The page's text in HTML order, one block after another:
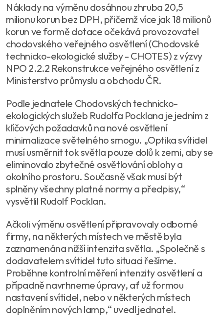
Náklady na výměnu dosáhnou zhruba 20,5
milionu korun bez DPH, přičemž více jak 18 milionů
korun ve formě dotace očekává provozovatel
chodovského veřejného osvětlení (Chodovské
technicko-ekologické služby - CHOTES) z výzvy
NPO 2.2.2 Rekonstrukce veřejného osvětlení z
Ministerstvo průmyslu a obchodu ČR.
Podle jednatele Chodovských technicko-
ekologických služeb Rudolfa Pocklana je jedním z
klíčových požadavků na nové osvětlení
minimalizace světelného smogu. „Optika svítidel
musí usměrnit tok světla pouze dolů k zemi, aby se
eliminovalo zbytečné osvětlování oblohy a
okolního prostoru. Současně však musí být
splněny všechny platné normy a předpisy,“
vysvětlil Rudolf Pocklan.
Ačkoli výměnu osvětlení připravovaly odborné
firmy, na některých místech ve městě byla
zaznamenána nižší intenzita světla. „Společně s
dodavatelem svítidel tuto situaci řešíme.
Proběhne kontrolní měření intenzity osvětlení a
případně navrhneme úpravy, ať už formou
nastavení svítidel, nebo v některých místech
doplněním nových lamp,“ uvedl jednatel.